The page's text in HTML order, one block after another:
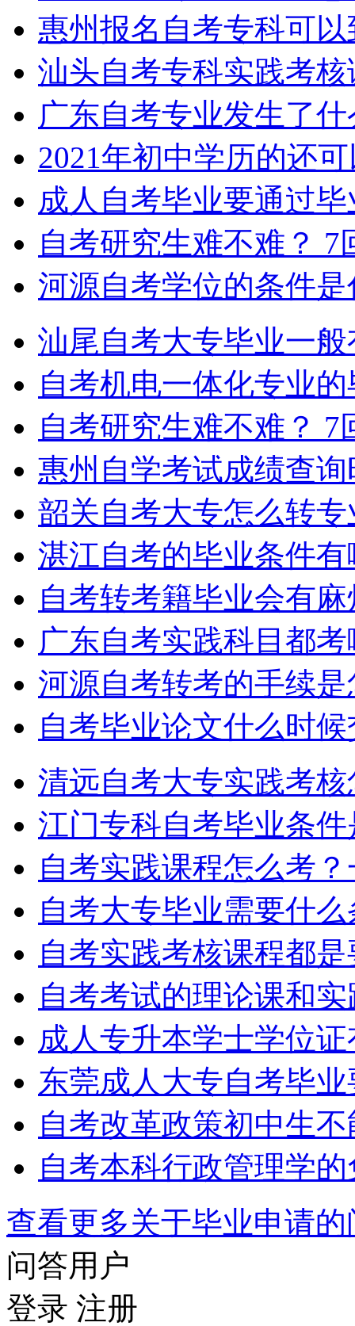
惠州报名自考专科可
汕头自考专科实践考
广东自考专业发生了
2021年初中学历的还
成人自考毕业要通过
自考研究生难不难？ 7
河源自考学位的条件
汕尾自考大专毕业一
自考机电一体化专业
自考研究生难不难？ 7
惠州自学考试成绩查
韶关自考大专怎么转专
湛江自考的毕业条件
自考转考籍毕业会有
广东自考实践科目都
河源自考转考的手续
自考毕业论文什么时
清远自考大专实践考
江门专科自考毕业条
自考实践课程怎么考
自考大专毕业需要什
自考实践考核课程都
自考考试的理论课和
成人专升本学士学位
东莞成人大专自考毕
自考改革政策初中生
自考本科行政管理学
查看更多关于毕业申请
问答用户
登录 注册